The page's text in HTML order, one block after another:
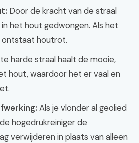
Door de kracht van de straal
het hout gedwongen. Als het
houtrot.
harde straal haalt de mooie,
hout, waardoor het er vaal en
Als je vlonder al geolied
hogedrukreiniger de
verwijderen in plaats van alleen